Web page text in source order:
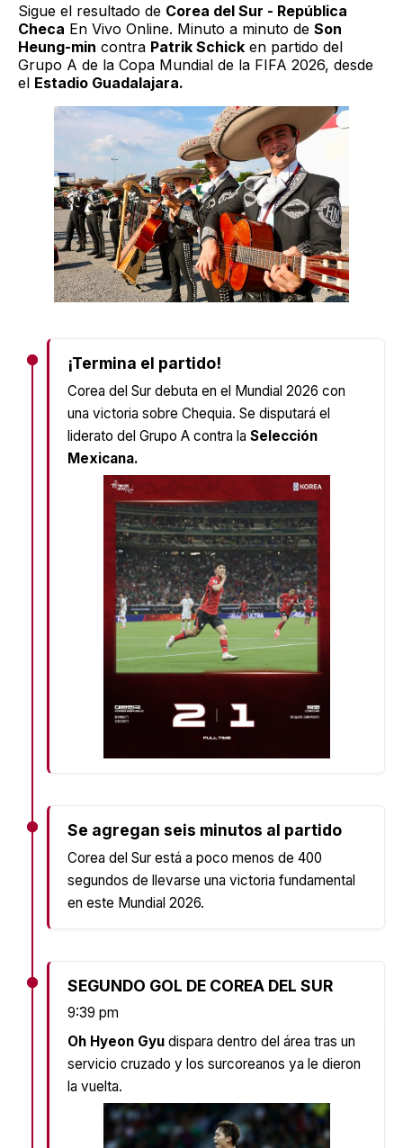
Sigue el resultado de Corea del Sur - República
Checa En Vivo Online. Minuto a minuto de Son
Heung-min contra Patrik Schick en partido del
Grupo A de la Copa Mundial de la FIFA 2026, desde
el Estadio Guadalajara.
¡Termina el partido!
Corea del Sur debuta en el Mundial 2026 con
una victoria sobre Chequia. Se disputará el
liderato del Grupo A contra la Selección
Mexicana.
Se agregan seis minutos al partido
Corea del Sur está a poco menos de 400
segundos de llevarse una victoria fundamental
en este Mundial 2026.
SEGUNDO GOL DE COREA DEL SUR
9:39 pm
Oh Hyeon Gyu dispara dentro del área tras un
servicio cruzado y los surcoreanos ya le dieron
la vuelta.